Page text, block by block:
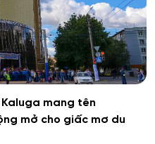
giải trí
mang tên
mở cho giấc mơ du